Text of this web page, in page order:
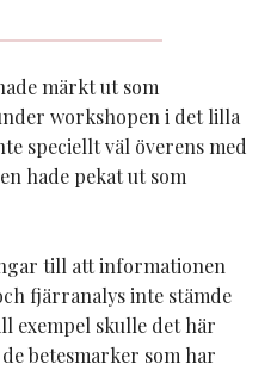
märkt ut som
workshopen i det lilla
speciellt väl överens med
hade pekat ut som
till att informationen
fjärranalys inte stämde
exempel skulle det här
betesmarker som har